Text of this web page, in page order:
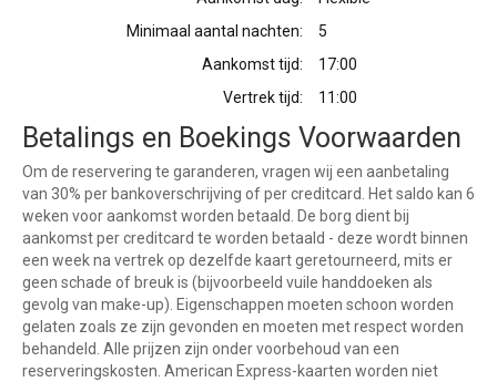
Minimaal aantal nachten:
5
Aankomst tijd:
17:00
Vertrek tijd:
11:00
Betalings en Boekings Voorwaarden
Om de reservering te garanderen, vragen wij een aanbetaling
van 30% per bankoverschrijving of per creditcard. Het saldo kan 6
weken voor aankomst worden betaald. De borg dient bij
aankomst per creditcard te worden betaald - deze wordt binnen
een week na vertrek op dezelfde kaart geretourneerd, mits er
geen schade of breuk is (bijvoorbeeld vuile handdoeken als
gevolg van make-up). Eigenschappen moeten schoon worden
gelaten zoals ze zijn gevonden en moeten met respect worden
behandeld. Alle prijzen zijn onder voorbehoud van een
reserveringskosten. American Express-kaarten worden niet